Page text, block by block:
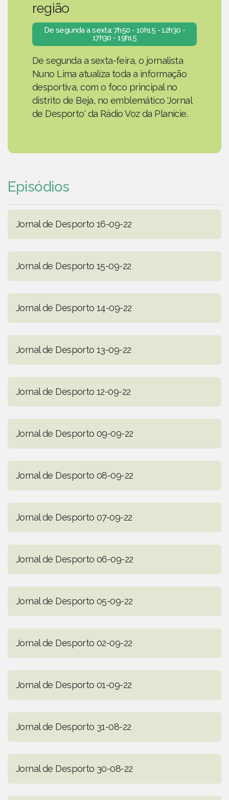
região
De segunda a sexta: 7h50 - 10h15 - 12h30 -
17h30 - 19h15
De segunda a sexta-feira, o jornalista
Nuno Lima atualiza toda a informação
desportiva, com o foco principal no
distrito de Beja, no emblemático 'Jornal
de Desporto' da Rádio Voz da Planície.
Episódios
Jornal de Desporto 16-09-22
Jornal de Desporto 15-09-22
Jornal de Desporto 14-09-22
Jornal de Desporto 13-09-22
Jornal de Desporto 12-09-22
Jornal de Desporto 09-09-22
Jornal de Desporto 08-09-22
Jornal de Desporto 07-09-22
Jornal de Desporto 06-09-22
Jornal de Desporto 05-09-22
Jornal de Desporto 02-09-22
Jornal de Desporto 01-09-22
Jornal de Desporto 31-08-22
Jornal de Desporto 30-08-22